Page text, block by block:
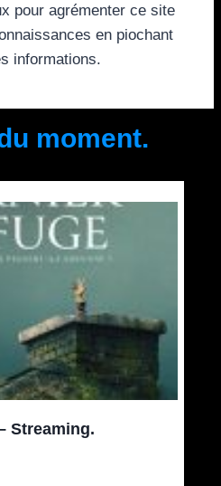
pour agrémenter ce site
en piochant
informations.
moment.
Streaming.